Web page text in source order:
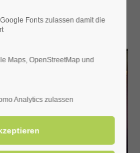
Fonts zulassen damit die
Maps, OpenStreetMap und
Analytics zulassen